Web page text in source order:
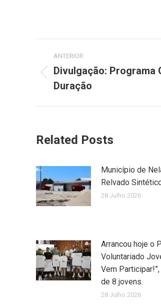
Post
navigation
ANTERIOR
Previous
post:
Divulgação: Programa
Duração
Related Posts
Município de
Relvado
28 Julho 2026
Arrancou hoje o
Voluntariado
Vem
de 8 jovens.
28 Julho 2026